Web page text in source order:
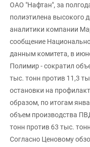
ОАО "Нафтан", за
полиэтилена высокого
аналитики компании
сообщение
данным комитета, в
Полимир - сократил
тыс. тонн против 11,3
остановки на
образом, по итогам
объем производства
тонн против 63 тыс.
Согласно Ценовому